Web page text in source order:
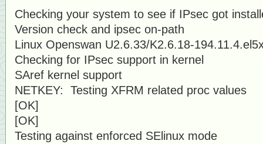
Checking your system to see if IPsec got
Version check and ipsec on-
Linux Openswan U2.6.33/K2.6.18-
Checking for IPsec support in
SAref kernel support
NETKEY: Testing XFRM related
[OK]
[OK]
Testing against enforced SElinux